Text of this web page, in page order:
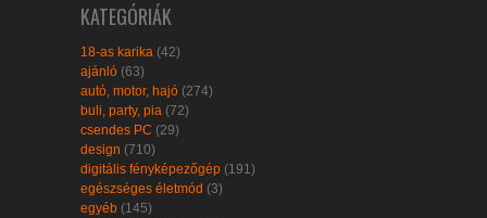
KATEGÓRIÁK
18-as karika (42)
ajánló (63)
autó, motor, hajó (274)
buli, party, pia (72)
csendes PC (29)
design (710)
digitális fényképezőgép (191)
egészséges életmód (3)
egyéb (145)